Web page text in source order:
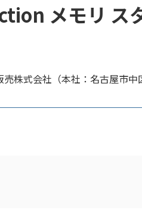
メモリ ス
売株式会社（本社：名古屋市